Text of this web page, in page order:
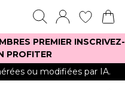
PREMIER INSCRIVEZ-
PROFITER
ou modifiées par IA.